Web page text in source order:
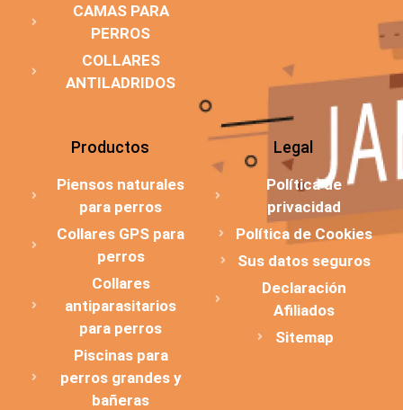
CAMAS PARA
PERROS
COLLARES
ANTILADRIDOS
Productos
Piensos naturales
para perros
Collares GPS para
perros
Collares
antiparasitarios
para perros
Piscinas para
perros grandes y
bañeras
Legal
Política de
privacidad
Política de Cookies
Sus datos seguros
Declaración
Afiliados
Sitemap